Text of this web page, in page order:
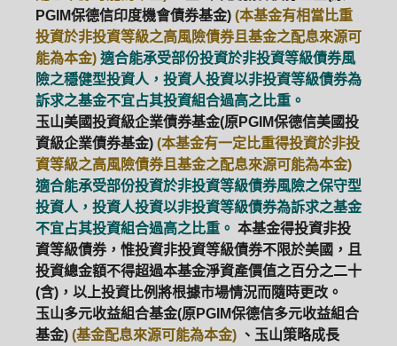
PGIM保德信印度機會債券基金) (本基金有相當比重
投資於非投資等級之高風險債券且基金之配息來源可
能為本金) 適合能承受部份投資於非投資等級債券風
險之穩健型投資人，投資人投資以非投資等級債券為
訴求之基金不宜占其投資組合過高之比重。
玉山美國投資級企業債券基金(原PGIM保德信美國投
資級企業債券基金) (本基金有一定比重得投資於非投
資等級之高風險債券且基金之配息來源可能為本金)
適合能承受部份投資於非投資等級債券風險之保守型
投資人，投資人投資以非投資等級債券為訴求之基金
不宜占其投資組合過高之比重。 本基金得投資非投
資等級債券，惟投資非投資等級債券不限於美國，且
投資總金額不得超過本基金淨資產價值之百分之二十
(含)，以上投資比例將根據市場情況而隨時更改。
玉山多元收益組合基金(原PGIM保德信多元收益組合
基金) (基金配息來源可能為本金) 、玉山策略成長